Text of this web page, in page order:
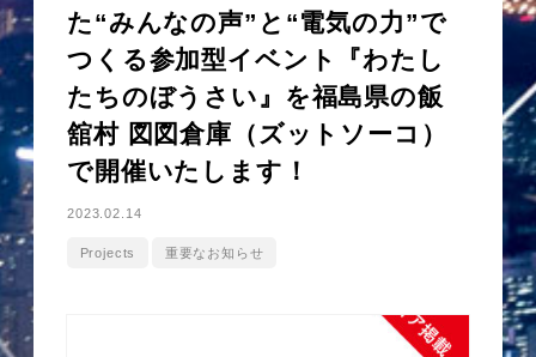
た“みんなの声”と“電気の力”で
つくる参加型イベント『わたし
たちのぼうさい』を福島県の飯
舘村 図図倉庫（ズットソーコ）
で開催いたします！
2023.02.14
Projects 重要なお知らせ